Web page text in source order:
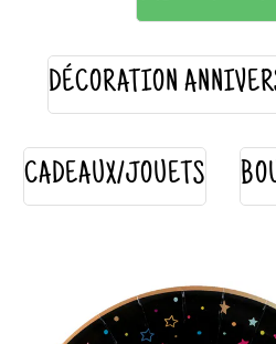
DÉCORATION
CADEAUX/JOUETS